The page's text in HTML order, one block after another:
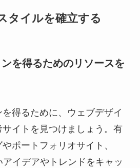
タイルを確立する
を得るためのリソースを
得るために、ウェブデザイ
イトを見つけましょう。有
ポートフォリオサイト、
イデアやトレンドをキャッ